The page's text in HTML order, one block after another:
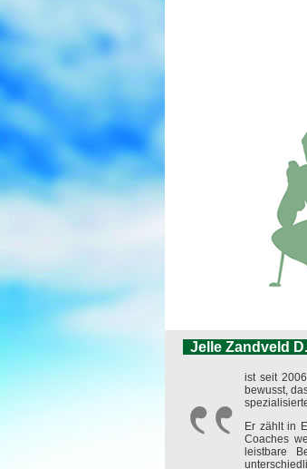
Jelle Zandveld
ist seit
bewusst,
Er zählt in
Coaches
leistbare